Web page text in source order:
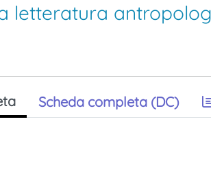
letteratura
Scheda completa (DC)